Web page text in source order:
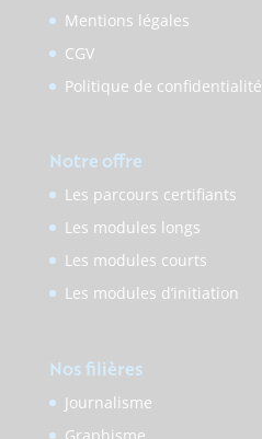
Mentions légales
CGV
Politique de confidentialité
Notre offre
Les parcours certifiants
Les modules longs
Les modules courts
Les modules d’initiation
Nos filières
Journalisme
Graphisme